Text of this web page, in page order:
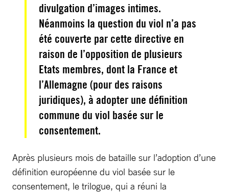
divulgation d’images intimes.
Néanmoins la question du viol n’a pas
été couverte par cette directive en
raison de l’opposition de plusieurs
Etats membres, dont la France et
l’Allemagne (pour des raisons
juridiques), à adopter une définition
commune du viol basée sur le
consentement.
Après plusieurs mois de bataille sur l’adoption d’une
définition européenne du viol basée sur le
consentement, le trilogue, qui a réuni la